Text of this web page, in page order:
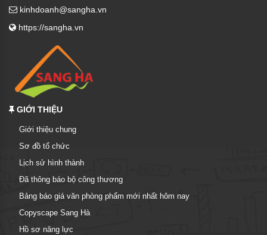
kinhdoanh@sangha.vn
https://sangha.vn
GIỚI THIỆU
Giới thiệu chung
Sơ đồ tổ chức
Lịch sử hình thành
Đã thông báo bộ công thương
Bảng báo giá văn phòng phẩm mới nhất hôm nay
Copyscape Sang Hà
Hồ sơ năng lực